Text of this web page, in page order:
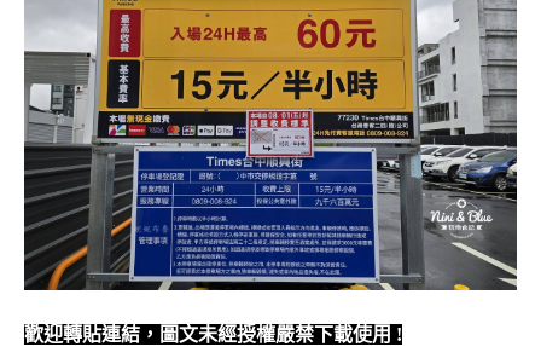
歡迎轉貼連結，圖文未經授權嚴禁下載使用 !